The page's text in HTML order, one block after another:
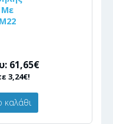
Με
61,65€
3,24€!
καλάθι